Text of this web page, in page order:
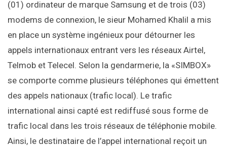
(01) ordinateur de marque Samsung et de trois (03)
modems de connexion, le sieur Mohamed Khalil a mis
en place un système ingénieux pour détourner les
appels internationaux entrant vers les réseaux Airtel,
Telmob et Telecel. Selon la gendarmerie, la «SIMBOX»
se comporte comme plusieurs téléphones qui émettent
des appels nationaux (trafic local). Le trafic
international ainsi capté est rediffusé sous forme de
trafic local dans les trois réseaux de téléphonie mobile.
Ainsi, le destinataire de l’appel international reçoit un